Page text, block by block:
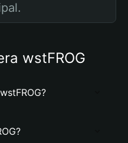
wstFROG